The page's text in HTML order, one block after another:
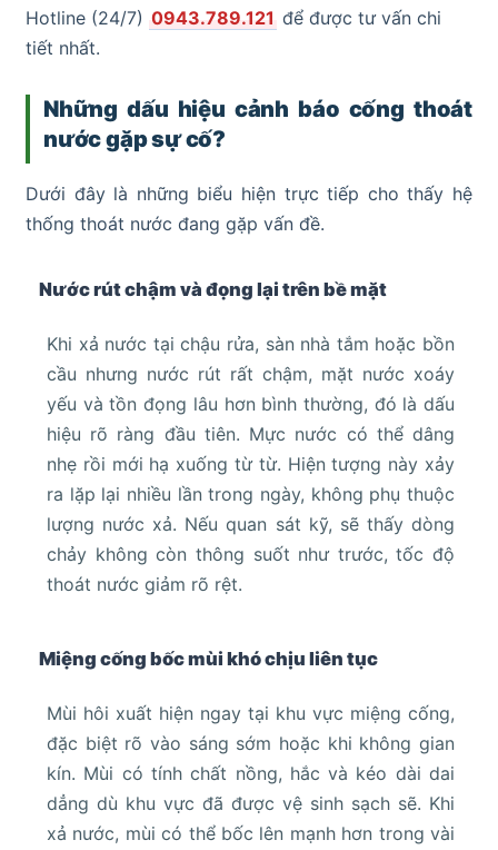
Hotline (24/7) 0943.789.121 để được tư vấn chi
tiết nhất.
Những dấu hiệu cảnh báo cống thoát
nước gặp sự cố?
Dưới đây là những biểu hiện trực tiếp cho thấy hệ
thống thoát nước đang gặp vấn đề.
Nước rút chậm và đọng lại trên bề mặt
Khi xả nước tại chậu rửa, sàn nhà tắm hoặc bồn
cầu nhưng nước rút rất chậm, mặt nước xoáy
yếu và tồn đọng lâu hơn bình thường, đó là dấu
hiệu rõ ràng đầu tiên. Mực nước có thể dâng
nhẹ rồi mới hạ xuống từ từ. Hiện tượng này xảy
ra lặp lại nhiều lần trong ngày, không phụ thuộc
lượng nước xả. Nếu quan sát kỹ, sẽ thấy dòng
chảy không còn thông suốt như trước, tốc độ
thoát nước giảm rõ rệt.
Miệng cống bốc mùi khó chịu liên tục
Mùi hôi xuất hiện ngay tại khu vực miệng cống,
đặc biệt rõ vào sáng sớm hoặc khi không gian
kín. Mùi có tính chất nồng, hắc và kéo dài dai
dẳng dù khu vực đã được vệ sinh sạch sẽ. Khi
xả nước, mùi có thể bốc lên mạnh hơn trong vài